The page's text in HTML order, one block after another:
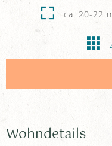
ca. 20-22
Wohndetails